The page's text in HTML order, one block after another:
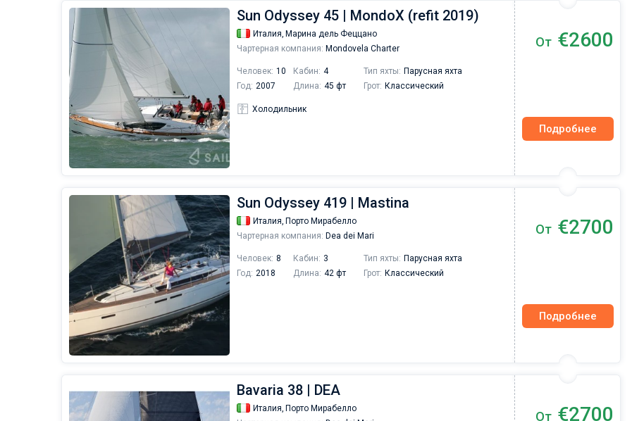
Sun Odyssey 45 | MondoX (refit 2019)
Италия, Марина дель Феццано
Чартерная компания: Mondovela Charter
Человек: 10 Кабин: 4 Тип яхты: Парусная яхта
Год: 2007 Длина: 45 фт Грот: Классический
Холодильник
От €2600
Подробнее
Sun Odyssey 419 | Mastina
Италия, Порто Мирабелло
Чартерная компания: Dea dei Mari
Человек: 8 Кабин: 3 Тип яхты: Парусная яхта
Год: 2018 Длина: 42 фт Грот: Классический
От €2700
Подробнее
Bavaria 38 | DEA
Италия, Порто Мирабелло
От €2700
Друзья, хотелось бы сказать несколько добрых
слов о компании Sailica yacht с которой мы
провели чартер на майские праздники. Хочу
отметить отличную работу сотрудников
компании на всех этапах мероприятия, при
подготовке чартера получали быстро
исчерпывающие ответы на все вопросы,
информационную поддержку и разрешение
вопросов связанных с различными
организационными вопросами.